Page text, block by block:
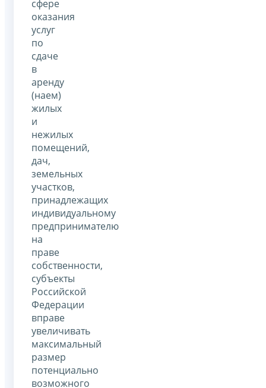
сфере
оказания
услуг
по
сдаче
в
аренду
(наем)
жилых
и
нежилых
помещений,
дач,
земельных
участков,
принадлежащих
индивидуальному
предпринимателю
на
праве
собственности,
субъекты
Российской
Федерации
вправе
увеличивать
максимальный
размер
потенциально
возможного